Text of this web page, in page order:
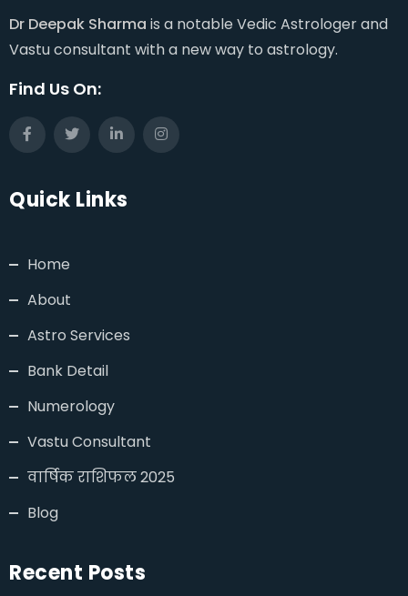
Dr Deepak Sharma is a notable Vedic Astrologer and
Vastu consultant with a new way to astrology.
Find Us On:
Quick Links
Home
About
Astro Services
Bank Detail
Numerology
Vastu Consultant
वार्षिक राशिफल 2025
Blog
Recent Posts